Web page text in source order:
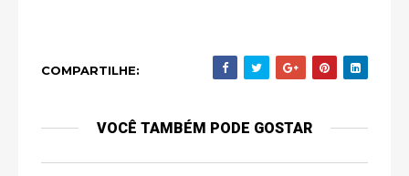
COMPARTILHE:
VOCÊ TAMBÉM PODE GOSTAR